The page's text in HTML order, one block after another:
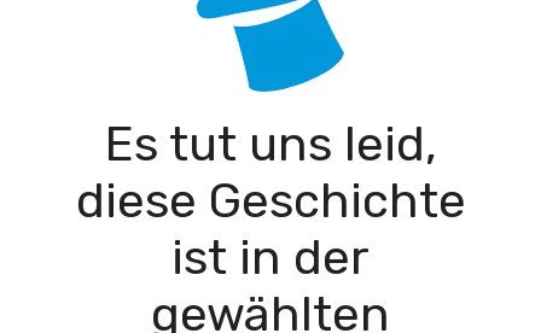
Es tut uns leid,
diese Geschichte
ist in der
gewählten